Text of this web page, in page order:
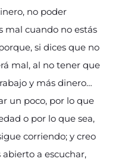
no poder
mal cuando no estás
si dices que no
mal, al no tener que
y más dinero…
un poco, por lo que
o por lo que sea,
corriendo; y creo
a escuchar,